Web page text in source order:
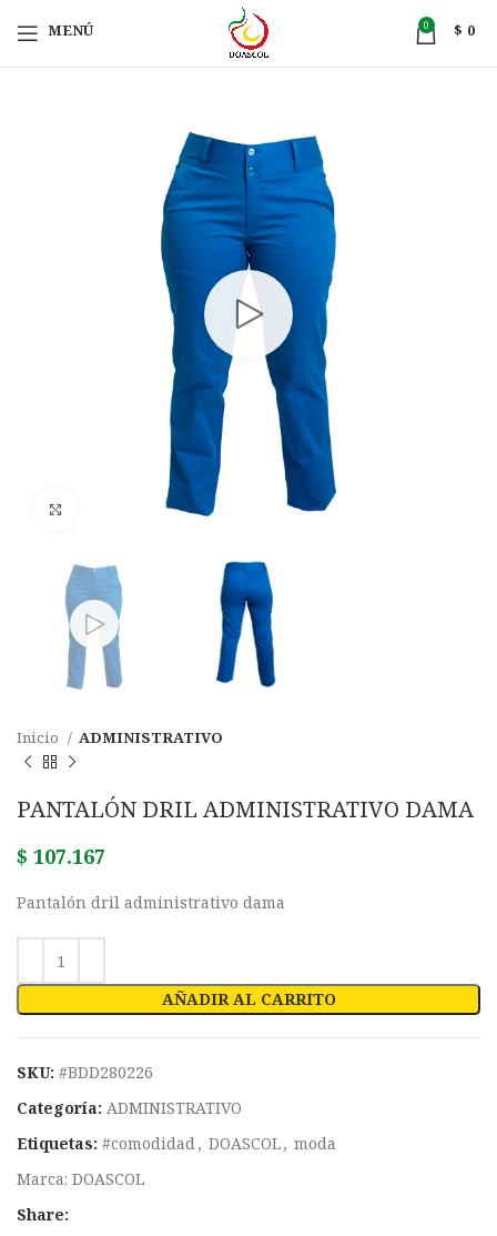
MENÚ 0 $ 0
Click para agrandar
Inicio ADMINISTRATIVO
PANTALÓN DRIL ADMINISTRATIVO DAMA
$ 107.167
Pantalón dril administrativo dama
AÑADIR AL CARRITO
SKU: #BDD280226
Categoría: ADMINISTRATIVO
Etiquetas: #comodidad, DOASCOL, moda
Marca: DOASCOL
Share: